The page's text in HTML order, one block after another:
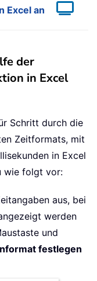
Excel an
der
in Excel
Schritt durch die
Zeitformats, mit
in Excel
wie folgt vor:
aus, bei
werden
und
festlegen